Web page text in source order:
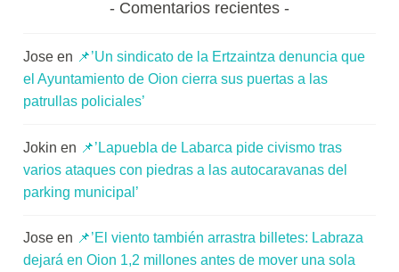
Comentarios recientes
Jose en 📌’Un sindicato de la Ertzaintza denuncia que
el Ayuntamiento de Oion cierra sus puertas a las
patrullas policiales’
Jokin en 📌’Lapuebla de Labarca pide civismo tras
varios ataques con piedras a las autocaravanas del
parking municipal’
Jose en 📌’El viento también arrastra billetes: Labraza
dejará en Oion 1,2 millones antes de mover una sola